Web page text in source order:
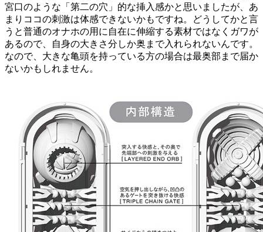
宮口のような「第二の穴」的な挿入感かと思いましたが、あ
まりココの刺激は体感できないかもですね。どうしてかと言
うと普通のオナホの用に自在に伸縮する素材ではなくガワが
あるので、自身の大きさ分しか奥まで入れられないんです。
なので、大きな亀頭を持っている方の場合は最奥部まで届か
ないかもしれません。